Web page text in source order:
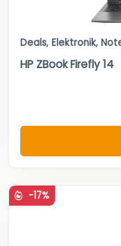
Deals, Elektronik,
HP ZBook Firefly 14
-17%